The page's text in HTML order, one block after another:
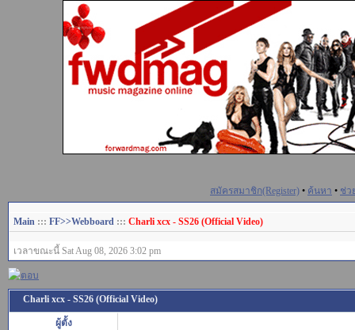
สมัครสมาชิก(Register) • ค้นหา • ช่ว
Main ::: FF>>Webboard ::: Charli xcx - SS26 (Official Video)
เวลาขณะนี้ Sat Aug 08, 2026 3:02 pm
Charli xcx - SS26 (Official Video)
ผู้ตั้ง